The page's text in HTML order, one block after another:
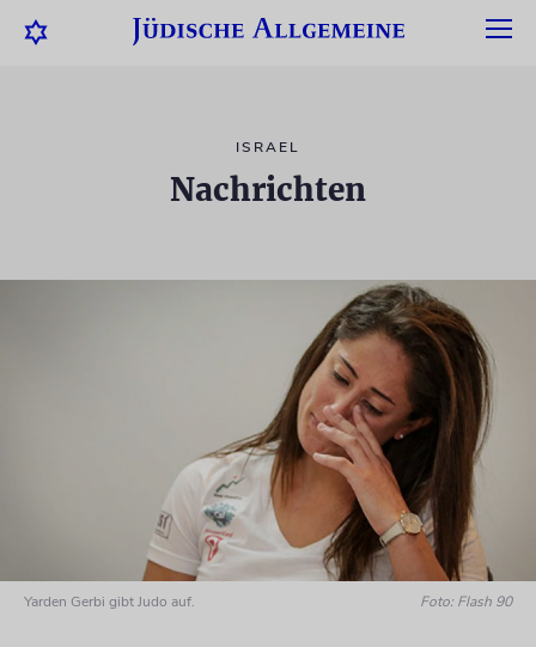
ISRAEL
Nachrichten
Yarden Gerbi gibt Judo auf. Foto: Flash 90